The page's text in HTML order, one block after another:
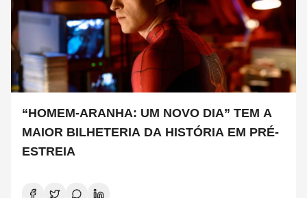
“HOMEM-ARANHA: UM NOVO DIA” TEM A
MAIOR BILHETERIA DA HISTÓRIA EM PRÉ-
ESTREIA